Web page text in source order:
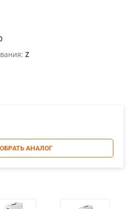
Z
АНАЛОГ